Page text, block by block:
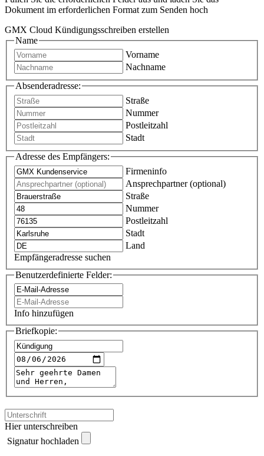
Dokument im erforderlichen Format zum Senden hoch
GMX Cloud Kündigungsschreiben erstellen
Name
Vorname
Nachname
Absenderadresse:
Straße
Nummer
Postleitzahl
Stadt
Adresse des Empfängers:
Firmeninfo
Ansprechpartner (optional)
Straße
Nummer
Postleitzahl
Stadt
Land
Empfängeradresse suchen
Benutzerdefinierte Felder:
Info hinzufügen
Briefkopie:
Hier unterschreiben
Signatur hochladen